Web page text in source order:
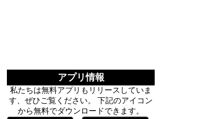
アプリ情報
私たちは無料アプリもリリースしていま
す、ぜひご覧ください。 下記のアイコン
から無料でダウンロードできます。